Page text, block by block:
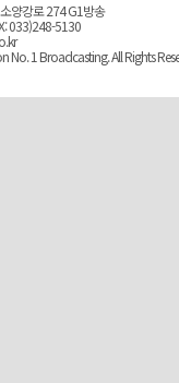
양강로 274 G1방송
033)248-5130
1 Broadcasting. All Rights